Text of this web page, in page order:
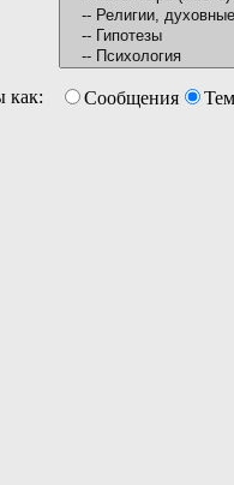
как:
Сообщения